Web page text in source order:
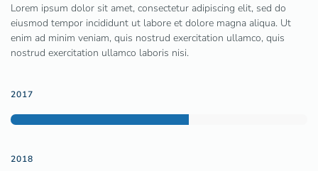
Lorem ipsum dolor sit amet, consectetur adipiscing elit, sed do
eiusmod tempor incididunt ut labore et dolore magna aliqua. Ut
enim ad minim veniam, quis nostrud exercitation ullamco, quis
nostrud exercitation ullamco laboris nisi.
2017
2018